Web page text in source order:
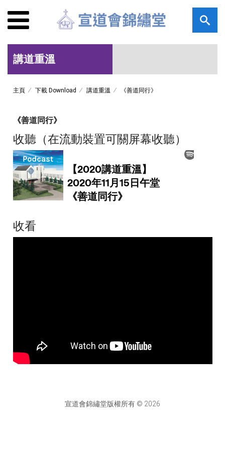
講道重溫
主頁 下載 Download 講道重溫 《善道同行》
《善道同行》
收聽（在流動裝置可關屏幕收聽）
收看
宣道會錦繡堂版權所有 © 2026